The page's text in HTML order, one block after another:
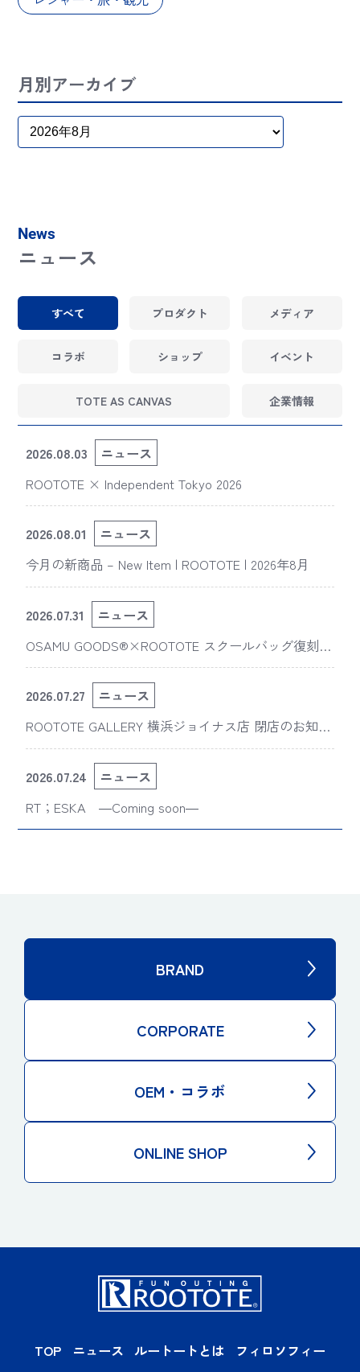
月別アーカイブ
News
ニュース
すべて プロダクト メディア
コラボ ショップ イベント
TOTE AS CANVAS 企業情報
2026.08.03
ニュース
ROOTOTE × Independent Tokyo 2026
2026.08.01
ニュース
今月の新商品 – New Item | ROOTOTE | 2026年8月
2026.07.31
ニュース
OSAMU GOODS®×ROOTOTE スクールバッグ復刻
版“スライスドアイ”の新デザインが「The 50th Annive
rsary OSAMU GOODS展」に登場
2026.07.27
ニュース
ROOTOTE GALLERY 横浜ジョイナス店 閉店のお知ら
せ
2026.07.24
ニュース
RT；ESKA ―Coming soon―
BRAND
CORPORATE
OEM・コラボ
ONLINE SHOP
TOP ニュース ルートートとは
フィロソフィー